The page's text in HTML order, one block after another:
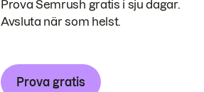
Prova Semrush gratis i sju dagar.
Avsluta när som helst.
Prova gratis